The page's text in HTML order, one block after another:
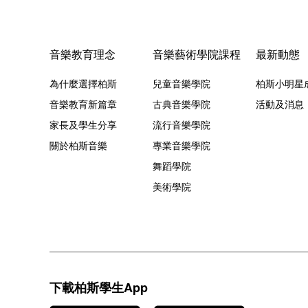
音樂教育理念
為什麼選擇柏斯
音樂教育新篇章
家長及學生分享
關於柏斯音樂
音樂藝術學院課程
兒童音樂學院
古典音樂學院
流行音樂學院
專業音樂學院
舞蹈學院
美術學院
最新動態
柏斯小明星
活動及消息
下載柏斯學生App